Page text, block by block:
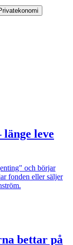
leve
och börjar
fonden eller säljer
bettar på